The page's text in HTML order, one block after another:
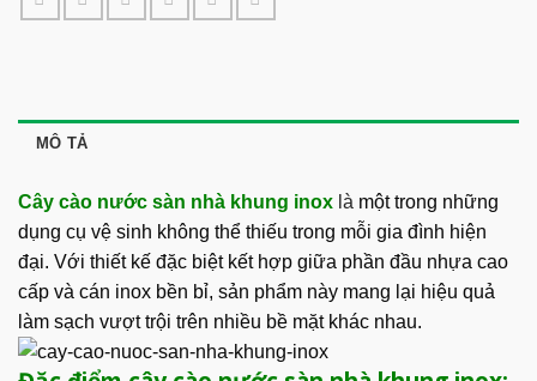
MÔ TẢ
Cây cào nước sàn nhà khung inox à một trong những
dụng cụ vệ sinh không thể thiếu trong mỗi gia đình hiện
đại. Với thiết kế đặc biệt kết hợp giữa phần đầu nhựa cao
cấp và cán inox bền bỉ, sản phẩm này mang lại hiệu quả
làm sạch vượt trội trên nhiều bề mặt khác nhau.